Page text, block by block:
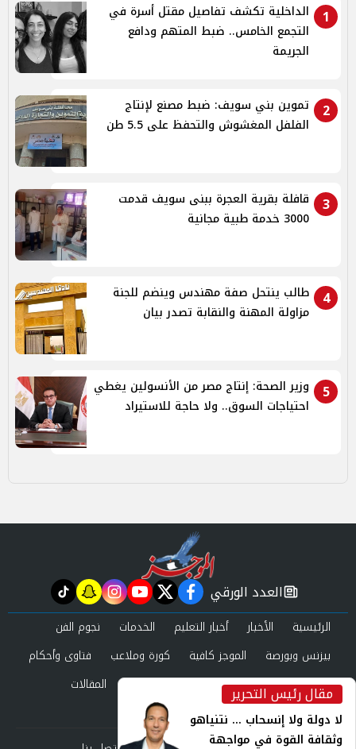
1
الداخلية تكشف تفاصيل مقتل أسرة في
التجمع الخامس.. ضبط المتهم ودافع
الجريمة
2
تموين بني سويف: ضبط مصنع لإنتاج
الفلفل المغشوش والتحفظ على 5.5 طن
3
قافلة بقرية العجرة ببنى سويف قدمت
3000 خدمة طبية مجانية
4
طالب ينتحل صفة مهندس وينضم للجنة
مزاولة المهنة والنقابة تصدر بيان
5
وزير الصحة: إنتاج مصر من الأنسولين يغطي
احتياجات السوق.. ولا حاجة للاستيراد
مقال رئيس التحرير
لا دولة ولا إنسحاب ... نتنياهو
وثقافة القوة في مواجهة
newspaper
العدد الورقي facebook
twitter
youtube
instagram
snapchat
tiktok
الرئيسية الأخبار أخبار التعليم الخدمات
نجوم الفن
بيزنس وبورصة
الموجز كافية كورة وملاعب
فتاوى وأحكام
صحة وجمال
عرب وعالم حوادث ومحاكم
المقالات
العدد الورقي